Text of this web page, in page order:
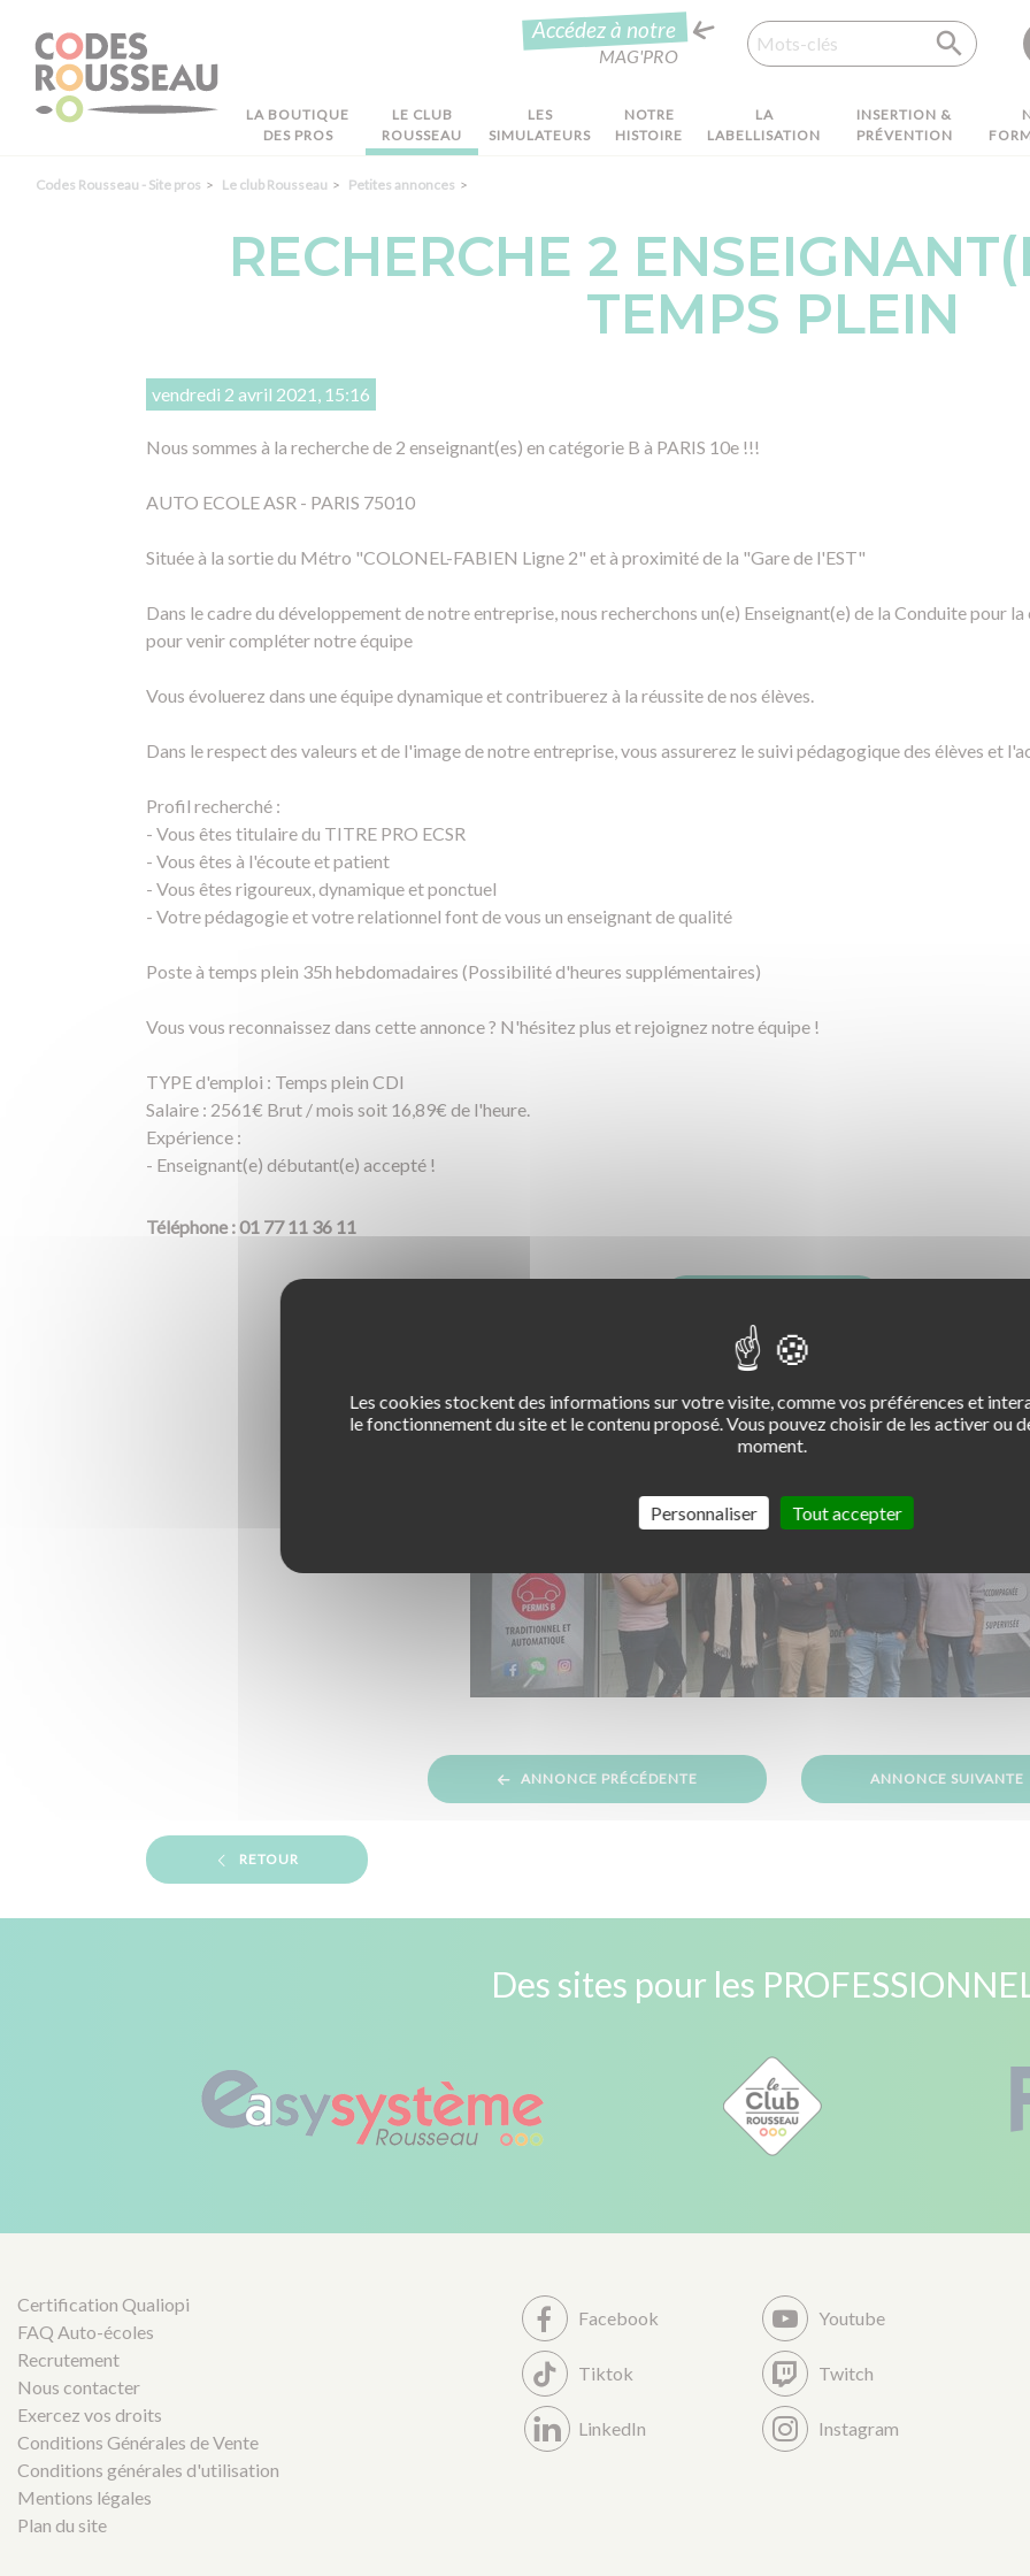
LA BOUTIQUE
DES PROS
LE CLUB
ROUSSEAU
LES
SIMULATEURS
NOTRE
HISTOIRE
LA
LABELLISATION
INSERTION &
PRÉVENTION
Accédez à notre
MAG'PRO
Recherche
Codes Rousseau - Site pros Le club Rousseau Petites annonces
RECHERCHE 2
TEMPS PLEIN
vendredi 2 avril 2021, 15:16
Nous sommes à la recherche de 2 enseignant(es) en catégorie B à PARIS 10e !!!
AUTO ECOLE ASR - PARIS 75010
Située à la sortie du Métro "COLONEL-FABIEN Ligne 2" et à proximité de la "Gare de l'EST"
Dans le cadre du développement de notre entreprise, nous recherchons un(e) Enseignant(e) de la Conduite pour
pour venir compléter notre équipe
Vous évoluerez dans une équipe dynamique et contribuerez à la réussite de nos élèves.
Dans le respect des valeurs et de l'image de notre entreprise, vous assurerez le suivi pédagogique des élèves et
Profil recherché :
- Vous êtes titulaire du TITRE PRO ECSR
- Vous êtes à l'écoute et patient
- Vous êtes rigoureux, dynamique et ponctuel
- Votre pédagogie et votre relationnel font de vous un enseignant de qualité
Poste à temps plein 35h hebdomadaires (Possibilité d'heures supplémentaires)
Vous vous reconnaissez dans cette annonce ? N'hésitez plus et rejoignez notre équipe !
TYPE d'emploi : Temps plein CDI
Salaire : 2561€ Brut / mois soit 16,89€ de l'heure.
Expérience :
- Enseignant(e) débutant(e) accepté !
Téléphone : 01 77 11 36 11
ANNONCE PRÉCÉDENTE ANNONCE SUIVANTE
RETOUR
Des sites pour les
Certification Qualiopi
FAQ Auto-écoles
Recrutement
Nous contacter
Exercez vos droits
Conditions Générales de Vente
Conditions générales d'utilisation
Mentions légales
Plan du site
Facebook Youtube
Tiktok Twitch
LinkedIn Instagram
Les cookies stockent des informations sur votre visite, comme vos préférences et
le fonctionnement du site et le contenu proposé. Vous pouvez choisir de les activer ou
moment.
Tout accepter
Personnaliser